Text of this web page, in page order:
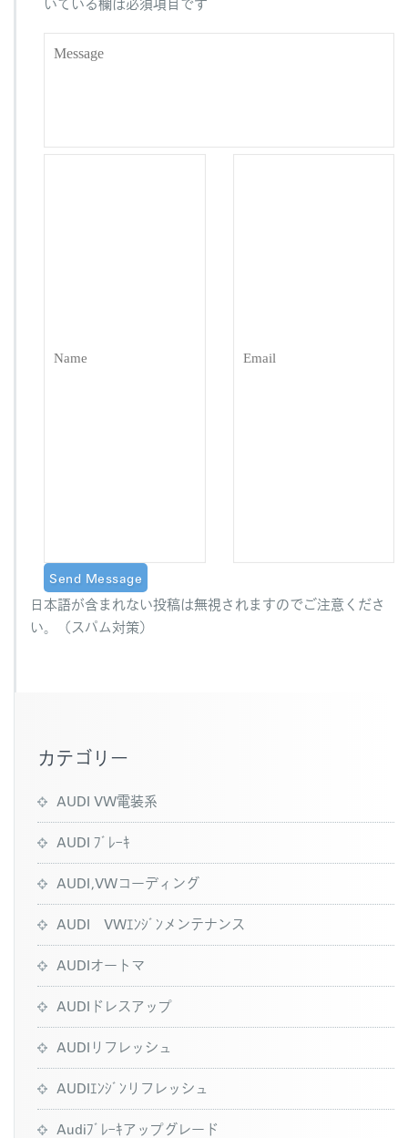
いている欄は必須項目です
日本語が含まれない投稿は無視されますのでご注意くださ
い。（スパム対策）
カテゴリー
AUDI VW電装系
AUDI ﾌﾞﾚｰｷ
AUDI,VWコーディング
AUDI VWｴﾝｼﾞﾝメンテナンス
AUDIオートマ
AUDIドレスアップ
AUDIリフレッシュ
AUDIｴﾝｼﾞﾝリフレッシュ
Audiﾌﾞﾚｰｷアップグレード